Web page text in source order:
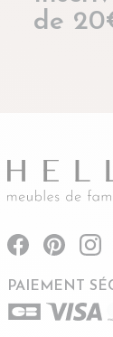
de
PAIEMENT